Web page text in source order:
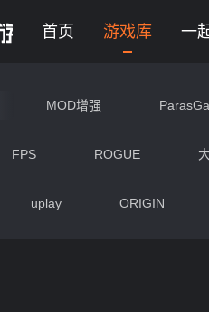
首页 游戏库 一
- 网页版在
MOD增强
射击 竞速 冒
FPS ROGUE
交互艺术 经营
uplay ORIGIN